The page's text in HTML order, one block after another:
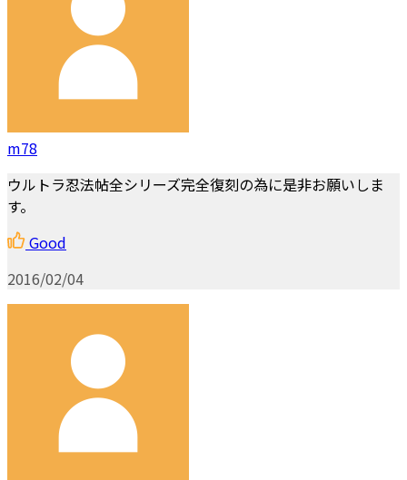
m78
ウルトラ忍法帖全シリーズ完全復刻の為に是非お願いしま
す。
Good
2016/02/04